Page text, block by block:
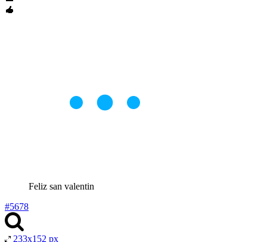
Feliz san valentin
#5678
233x152 px